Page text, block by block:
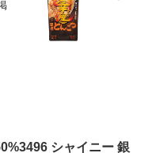
シャイニー 銀